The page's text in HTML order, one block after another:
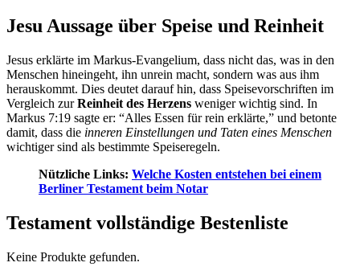
Jesu Aussage über Speise und Reinheit
Jesus erklärte im Markus-Evangelium, dass nicht das, was in den
Menschen hineingeht, ihn unrein macht, sondern was aus ihm
herauskommt. Dies deutet darauf hin, dass Speisevorschriften im
Vergleich zurReinheit des Herzens weniger wichtig sind. In
Markus 7:19 sagte er: “Alles Essen für rein erklärte,” und betonte
damit, dass die inneren Einstellungen und Taten eines Menschen
wichtiger sind als bestimmte Speiseregeln.
Nützliche Links: Welche Kosten entstehen bei einem
Berliner Testament beim Notar
Testament vollständige Bestenliste
Keine Produkte gefunden.